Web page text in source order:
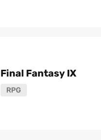
Final Fantasy IX
RPG